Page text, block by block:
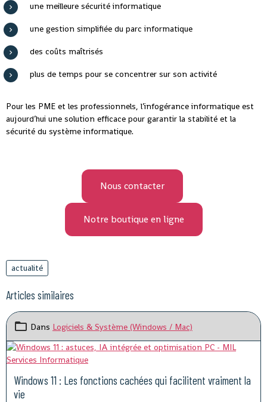
une meilleure sécurité informatique
une gestion simplifiée du parc informatique
des coûts maîtrisés
plus de temps pour se concentrer sur son activité
Pour les PME et les professionnels, l’infogérance informatique est
aujourd’hui une solution efficace pour garantir la stabilité et la
sécurité du système informatique.
Nous contacter
Notre boutique en ligne
actualité
Articles similaires
Dans Logiciels & Système (Windows / Mac)
Windows 11 : Les fonctions cachées qui facilitent vraiment la
vie